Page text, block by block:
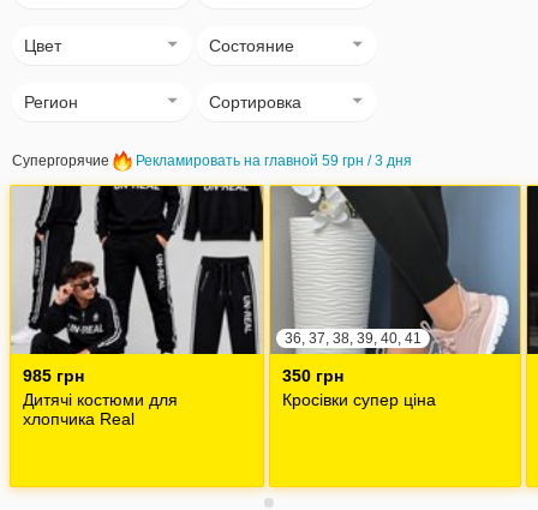
Цвет Состояние
Регион Сортировка
Супергорячие Рекламировать на главной 59 грн / 3 дня
985 грн
Дитячі костюми для
хлопчика Real
36, 37, 38, 39, 40, 41
350 грн
Кросівки супер ціна